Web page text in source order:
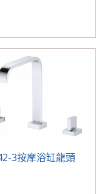
3按摩浴缸龍頭